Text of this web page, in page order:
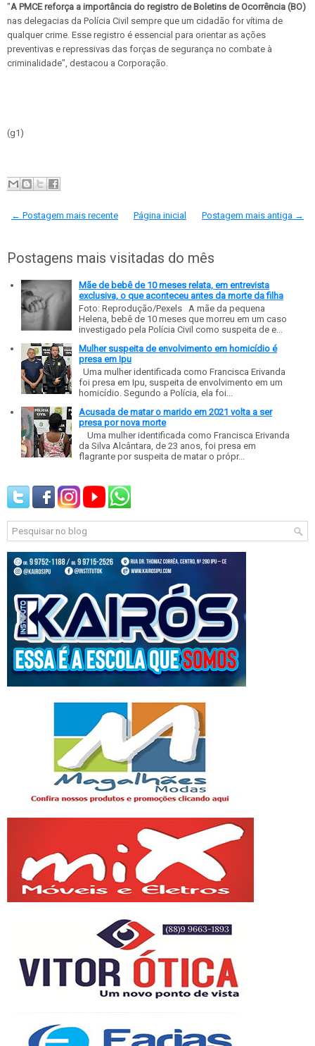
"A PMCE reforça a importância do registro de Boletins de Ocorrência (BO)
nas delegacias da Polícia Civil sempre que um cidadão for vítima de
qualquer crime. Esse registro é essencial para orientar as ações
preventivas e repressivas das forças de segurança no combate à
criminalidade", destacou a Corporação.
(g1)
← Postagem mais recente Postagem mais antiga →
Página inicial
Postagens mais visitadas do mês
Mãe de bebê de 10 meses relata, em entrevista
exclusiva, o que aconteceu antes da morte da filha
Foto: Reprodução/Pexels A mãe da pequena
Helena, bebê de 10 meses que morreu em um caso
investigado pela Polícia Civil como suspeita de e...
Mulher suspeita de envolvimento em homicídio é
presa em Ipu
Uma mulher identificada como Francisca Erivanda
foi presa em Ipu, suspeita de envolvimento em um
homicídio. Segundo a Polícia, ela foi...
Acusada de matar o marido em 2021 volta a ser
presa por nova morte
Uma mulher identificada como Francisca Erivanda
da Silva Alcântara, de 23 anos, foi presa em
flagrante por suspeita de matar o própr...